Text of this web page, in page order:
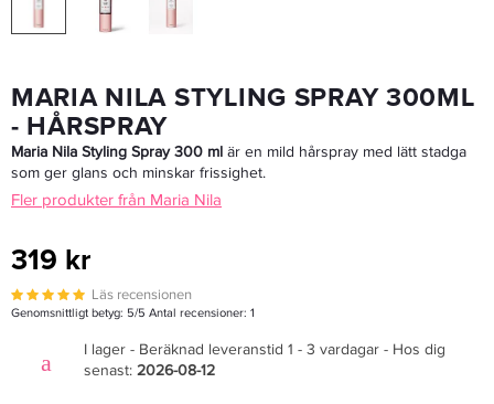
MARIA NILA STYLING SPRAY 300ML
- HÅRSPRAY
Maria Nila Styling Spray 300 ml är en mild hårspray med lätt stadga
som ger glans och minskar frissighet.
Fler produkter från Maria Nila
319 kr
Läs recensionen
Genomsnittligt betyg: 5/5 Antal recensioner: 1
I lager - Beräknad leveranstid 1 - 3 vardagar - Hos dig
senast: 2026-08-12